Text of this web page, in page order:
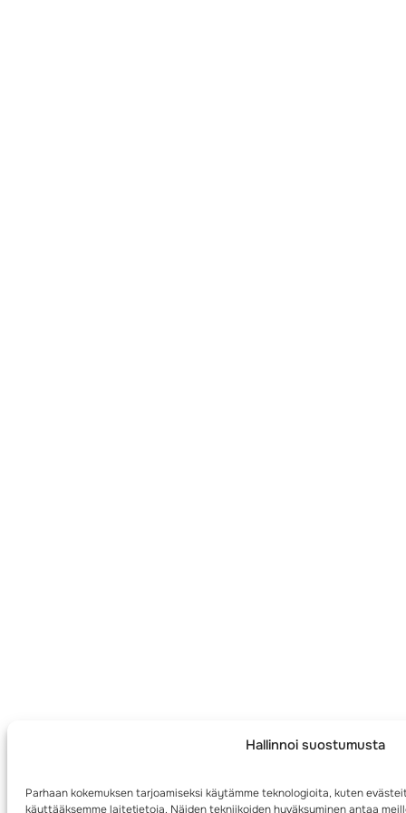
Hallinnoi suostumusta
Parhaan kokemuksen tarjoamiseksi käytämme teknologioita, kuten
käyttääksemme laitetietoja. Näiden tekniikoiden hyväksyminen antaa